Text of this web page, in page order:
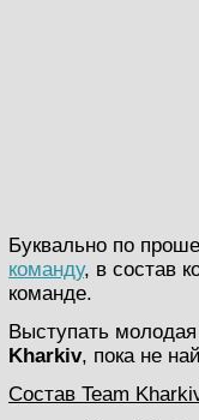
Буквально по
команду, в состав
команде.
Выступать
Kharkiv, пока не
Cостав Team